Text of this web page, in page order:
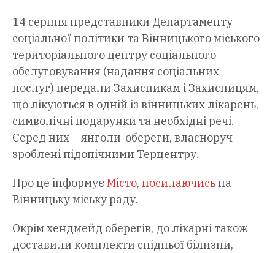
14 серпня представники Департаменту
соціальної політики та Вінницького міського
територіального центру соціального
обслуговування (надання соціальних
послуг) передали Захисникам і Захисницям,
що лікуються в одній із вінницьких лікарень,
символічні подарунки та необхідні речі.
Серед них – янголи-обереги, власноруч
зроблені підопічними Терцентру.
Про це інформує Місто, посилаючисьна
Вінницьку міську раду.
Окрім хендмейд оберегів, до лікарні також
доставили комплекти спідньої білизни,